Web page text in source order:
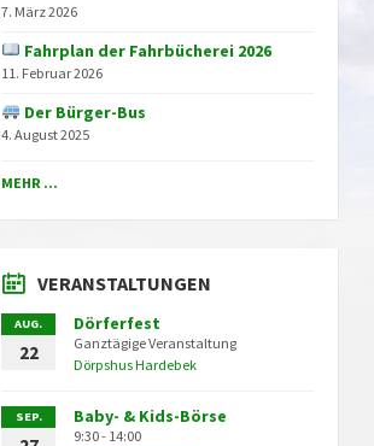
7. März 2026
Fahrplan der Fahrbücherei 2026
11. Februar 2026
Der Bürger-Bus
4. August 2025
MEHR ...
VERANSTALTUNGEN
AUG.
22
Dörferfest
Ganztägige Veranstaltung
Dörpshus Hardebek
SEP. Baby- & Kids-Börse
9:30 - 14:00